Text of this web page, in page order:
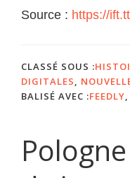
Source : https://
CLASSÉ SOUS :
DIGITALES,
BALISÉ AVEC :FEEDLY,